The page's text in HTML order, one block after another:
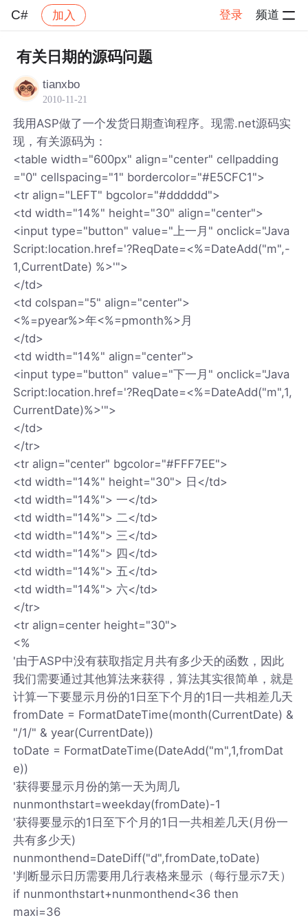
C# 加入 登录 频道
社区 C# 帖子详情
有关日期的源码问题
tianxbo
2010-11-21
我用ASP做了一个发货日期查询程序。现需.net源码实
现，有关源码为：
<table width="600px" align="center" cellpadding
="0" cellspacing="1" bordercolor="#E5CFC1">
<tr align="LEFT" bgcolor="#dddddd">
<td width="14%" height="30" align="center">
<input type="button" value="上一月" onclick="Java
Script:location.href='?ReqDate=<%=DateAdd("m",-
1,CurrentDate) %>'">
</td>
<td colspan="5" align="center">
<%=pyear%>年<%=pmonth%>月
</td>
<td width="14%" align="center">
<input type="button" value="下一月" onclick="Java
Script:location.href='?ReqDate=<%=DateAdd("m",1,
CurrentDate)%>'">
</td>
</tr>
<tr align="center" bgcolor="#FFF7EE">
<td width="14%" height="30"> 日</td>
<td width="14%"> 一</td>
<td width="14%"> 二</td>
<td width="14%"> 三</td>
<td width="14%"> 四</td>
<td width="14%"> 五</td>
<td width="14%"> 六</td>
</tr>
<tr align=center height="30">
<%
'由于ASP中没有获取指定月共有多少天的函数，因此
我们需要通过其他算法来获得，算法其实很简单，就是
计算一下要显示月份的1日至下个月的1日一共相差几天
fromDate = FormatDateTime(month(CurrentDate) &
"/1/" & year(CurrentDate))
toDate = FormatDateTime(DateAdd("m",1,fromDat
e))
'获得要显示月份的第一天为周几
nunmonthstart=weekday(fromDate)-1
'获得要显示的1日至下个月的1日一共相差几天(月份一
共有多少天)
nunmonthend=DateDiff("d",fromDate,toDate)
'判断显示日历需要用几行表格来显示（每行显示7天）
if nunmonthstart+nunmonthend<36 then
maxi=36